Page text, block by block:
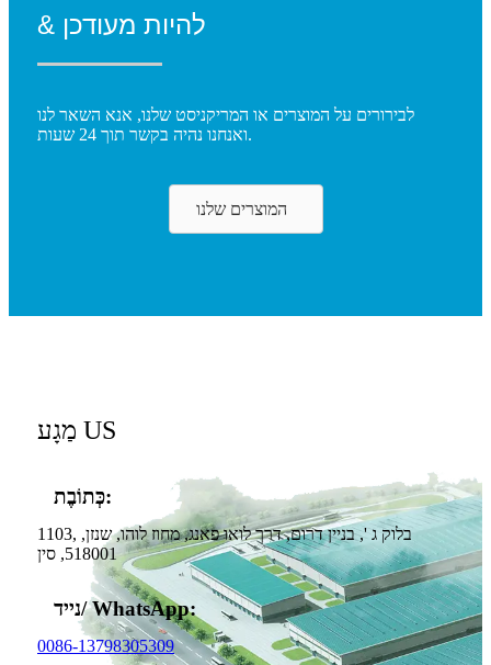
& להיות מעודכן
לבירורים על המוצרים או המריקניסט שלנו, אנא השאר לנו
ואנחנו נהיה בקשר תוך 24 שעות.
המוצרים שלנו
מַגָע US
כְּתוֹבֶת:
1103, בלוק ג ', בניין דרום, דרך לואו פאנג, מחוז לוהו, שנזן,
518001, סין
נייד/ WhatsApp:
0086-13798305309